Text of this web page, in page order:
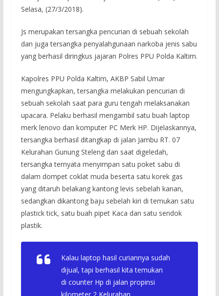
Selasa, (27/3/2018).
Js merupakan tersangka pencurian di sebuah sekolah
dan juga tersangka penyalahgunaan narkoba jenis sabu
yang berhasil diringkus jajaran Polres PPU Polda Kaltim.
Kapolres PPU Polda Kaltim, AKBP Sabil Umar
mengungkapkan, tersangka melakukan pencurian di
sebuah sekolah saat para guru tengah melaksanakan
upacara. Pelaku berhasil mengambil satu buah laptop
merk lenovo dan komputer PC Merk HP. Dijelaskannya,
tersangka berhasil ditangkap di jalan Jambu RT. 07
Kelurahan Gunung Steleng dan saat digeledah,
tersangka ternyata menyimpan satu poket sabu di
dalam dompet coklat muda beserta satu korek gas
yang ditaruh belakang kantong levis sebelah kanan,
sedangkan dikantong baju sebelah kiri di temukan satu
plastick tick, satu buah pipet Kaca dan satu sendok
plastik.
Kalau laptop hasil curiannya sudah
dijual, tapi berhasil kita temukan
di counter Hp di jalan propinsi
kilometer 2 Kelurahan